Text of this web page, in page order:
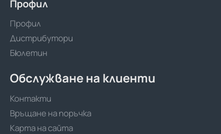
Профил
Профил
Дистрибутори
Бюлетин
Обслужване на клиенти
Контакти
Връщане на поръчка
Карта на сайта